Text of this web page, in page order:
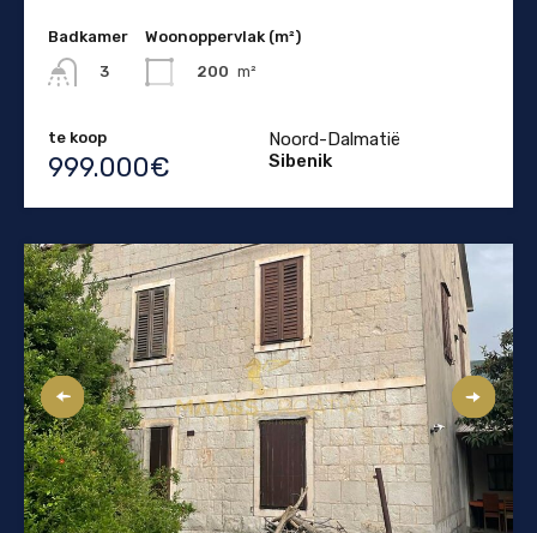
Badkamer
3
Woonoppervlak (m²)
200 m²
te koop
999.000€
Noord-Dalmatië
Sibenik